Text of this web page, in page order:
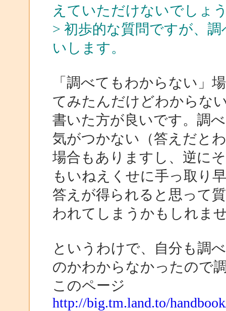
えていただけないでしょ
> 初歩的な質問ですが、
いします。
「調べてもわからない」
てみたんだけどわからな
書いた方が良いです。調
気がつかない（答えだと
場合もありますし、逆に
もいねえくせに手っ取り
答えが得られると思って
われてしまうかもしれま
というわけで、自分も調
のかわからなかったので
このページ
http://big.tm.land.to/